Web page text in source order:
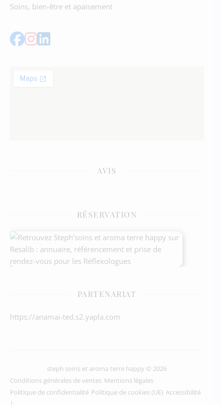
Soins, bien-être et apaisement
AVIS
RÉSERVATION
PARTENARIAT
https://anamai-ted.s2.yapla.com
steph soins et aroma terre happy © 2026
Conditions générales de ventes Mentions légales
Politique de confidentialité Politique de cookies (UE) Accessibilité